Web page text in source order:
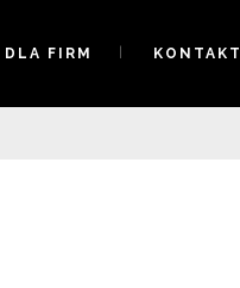
DLA FIRM KONTAKT